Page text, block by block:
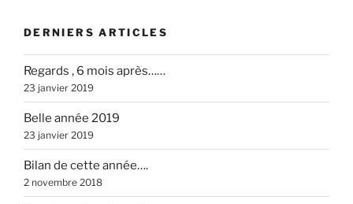
DERNIERS ARTICLES
Regards , 6 mois après……
23 janvier 2019
Belle année 2019
23 janvier 2019
Bilan de cette année….
2 novembre 2018